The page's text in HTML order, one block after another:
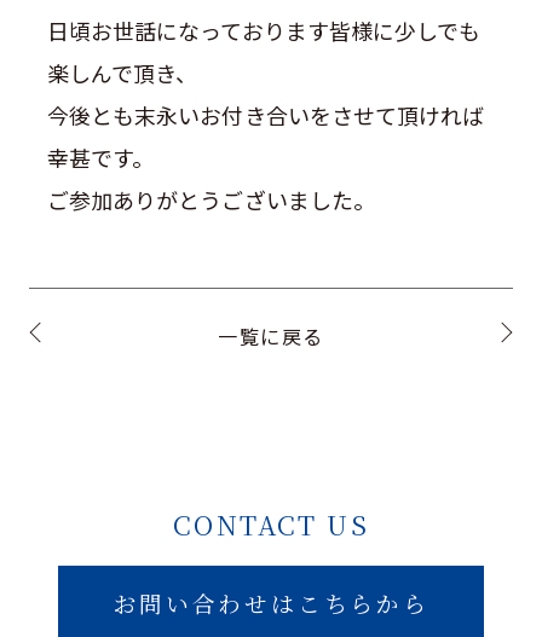
日頃お世話になっております皆様に少しでも
楽しんで頂き、
今後とも末永いお付き合いをさせて頂ければ
幸甚です。
ご参加ありがとうございました。
一覧に戻る
CONTACT US
お問い合わせはこちらから